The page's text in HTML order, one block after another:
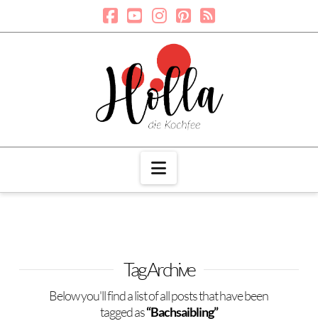
Navigation
Tag Archive
Below you'll find a list of all posts that have been
tagged as“Bachsaibling”